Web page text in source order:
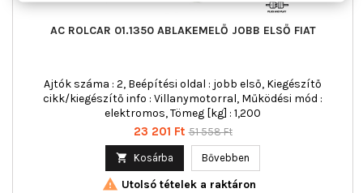
AC ROLCAR 01.1350 ABLAKEMELŐ JOBB ELSŐ FIAT
Ajtók száma : 2, Beépítési oldal : jobb első, Kiegészítő
cikk/kiegészítő info : Villanymotorral, Működési mód :
elektromos, Tömeg [kg] : 1,200
Ár
23 201 Ft Normál
51 558 Ft
 Kosárba Bővebben
 Utolsó tételek a raktáron